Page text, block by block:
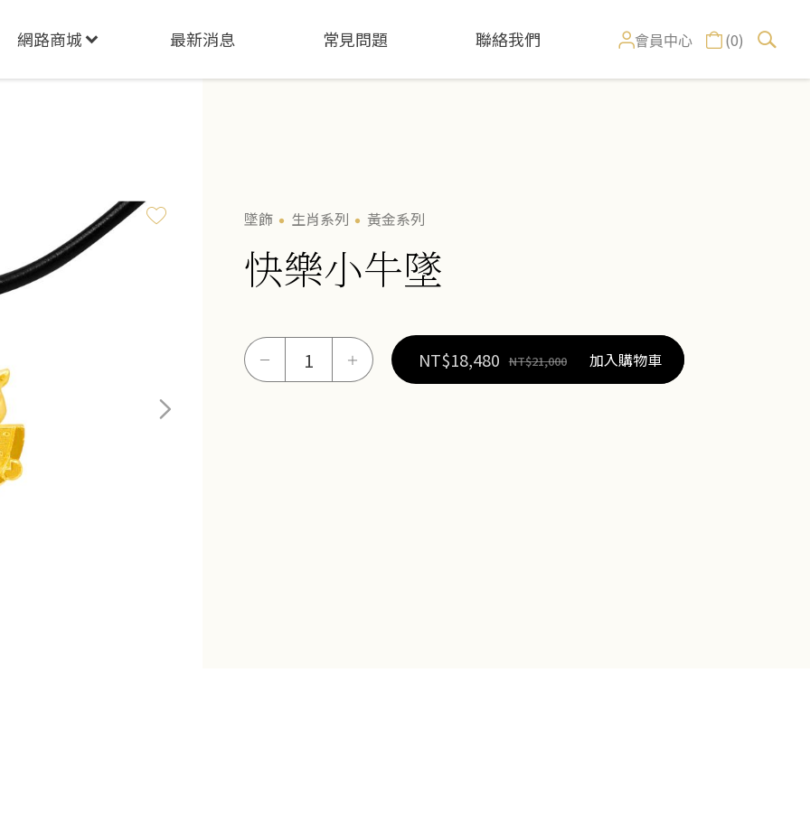
網路商城 最新消息 常見問題 聯絡我們 會員中心 (0)
墜飾 生肖系列 黃金系列
快樂小牛墜
－ ＋ NT$18,480 NT$21,000 加入購物車